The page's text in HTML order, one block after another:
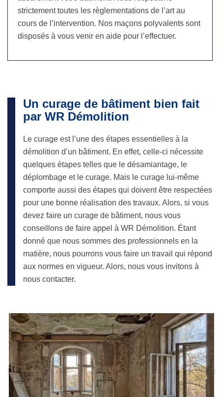
strictement toutes les règlementations de l’art au
cours de l’intervention. Nos maçons polyvalents sont
disposés à vous venir en aide pour l’effectuer.
Un curage de bâtiment bien fait
par WR Démolition
Le curage est l’une des étapes essentielles à la
démolition d’un bâtiment. En effet, celle-ci nécessite
quelques étapes telles que le désamiantage, le
déplombage et le curage. Mais le curage lui-même
comporte aussi des étapes qui doivent être respectées
pour une bonne réalisation des travaux. Alors, si vous
devez faire un curage de bâtiment, nous vous
conseillons de faire appel à WR Démolition. Étant
donné que nous sommes des professionnels en la
matière, nous pourrons vous faire un travail qui répond
aux normes en vigueur. Alors, nous vous invitons à
nous contacter.